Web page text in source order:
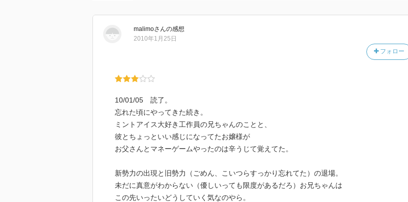
malimoさんの感想
フォロー
2010年1月25日
10/01/05 読了。
忘れた頃にやってきた続き。
ミントアイス大好き工作員の兄ちゃんのことと、
彼とちょっといい感じになってたお嬢様が
お父さんとマネーゲームやったのは辛うじて覚えてた。
新勢力の出現と旧勢力（ごめん、こいつらすっかり忘れてた）の退場。
未だに真意がわからない（優しいっても限度があるだろ）お兄ちゃんは
この先いったいどうしていく気なのやら。